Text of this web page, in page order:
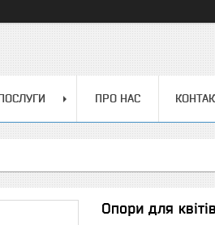
ПРО НАС
Опори для